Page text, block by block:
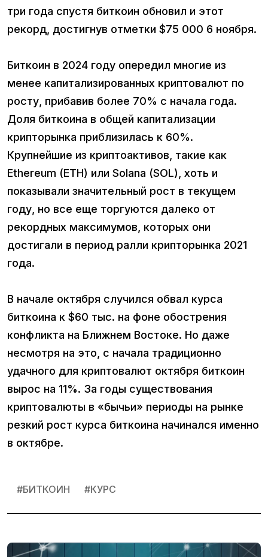
три года спустя биткоин обновил и этот
рекорд, достигнув отметки $75 000 6 ноября.
Биткоин в 2024 году опередил многие из
менее капитализированных криптовалют по
росту, прибавив более 70% с начала года.
Доля биткоина в общей капитализации
крипторынка приблизилась к 60%.
Крупнейшие из криптоактивов, такие как
Ethereum (ETH) или Solana (SOL), хоть и
показывали значительный рост в текущем
году, но все еще торгуются далеко от
рекордных максимумов, которых они
достигали в период ралли крипторынка 2021
года.
В начале октября случился обвал курса
биткоина к $60 тыс. на фоне обострения
конфликта на Ближнем Востоке. Но даже
несмотря на это, с начала традиционно
удачного для криптовалют октября биткоин
вырос на 11%. За годы существования
криптовалюты в «бычьи» периоды на рынке
резкий рост курса биткоина начинался именно
в октябре.
#БИТКОИН #КУРС